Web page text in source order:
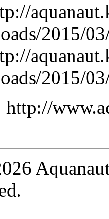
2015/
2015/
http://